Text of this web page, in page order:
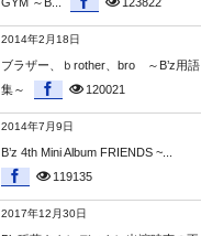
2014年2月18日
ブラザー、ｂrother、bro ～B’z用語
集～
120021
2014年7月9日
B’z 4th Mini Album FRIENDS ~...
119135
2017年12月30日